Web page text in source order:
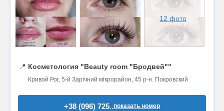
12 фото
📍 Косметология "Beauty room "Бродвей""
Кривой Рог, 5-й Зарічний мікрорайон, 45 р-н. Покровский
+38 (096) 725..показать номер